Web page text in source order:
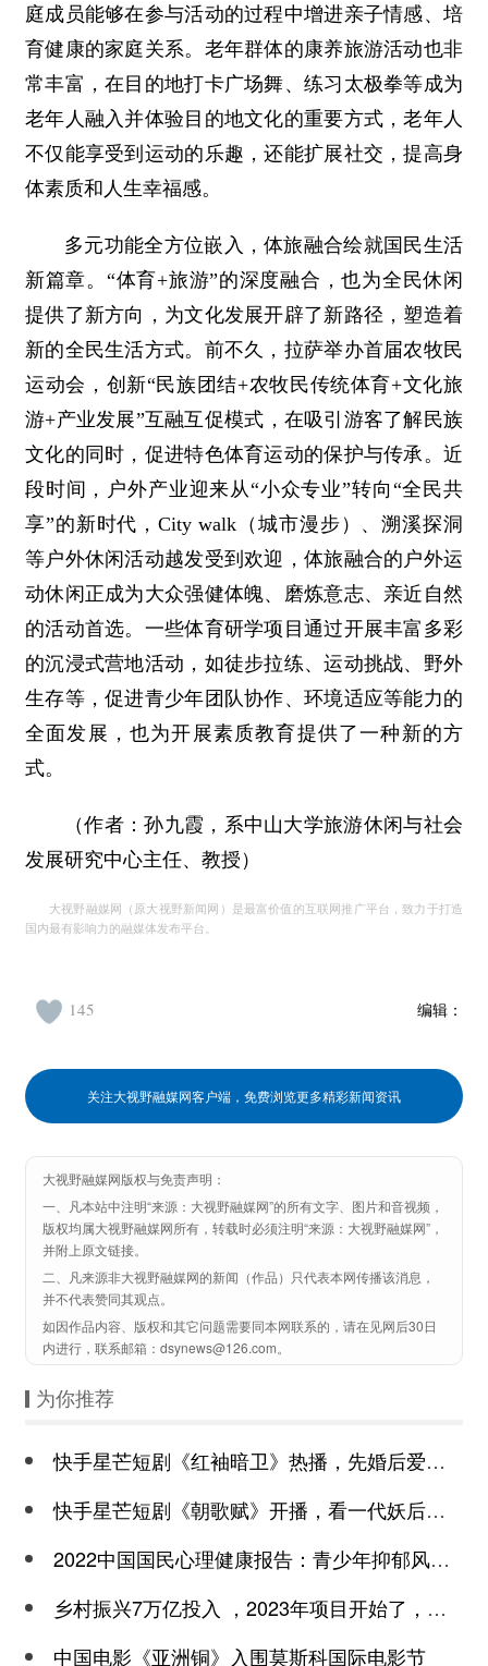
庭成员能够在参与活动的过程中增进亲子情感、培
育健康的家庭关系。老年群体的康养旅游活动也非
常丰富，在目的地打卡广场舞、练习太极拳等成为
老年人融入并体验目的地文化的重要方式，老年人
不仅能享受到运动的乐趣，还能扩展社交，提高身
体素质和人生幸福感。
多元功能全方位嵌入，体旅融合绘就国民生活
新篇章。“体育+旅游”的深度融合，也为全民休闲
提供了新方向，为文化发展开辟了新路径，塑造着
新的全民生活方式。前不久，拉萨举办首届农牧民
运动会，创新“民族团结+农牧民传统体育+文化旅
游+产业发展”互融互促模式，在吸引游客了解民族
文化的同时，促进特色体育运动的保护与传承。近
段时间，户外产业迎来从“小众专业”转向“全民共
享”的新时代，City walk（城市漫步）、溯溪探洞
等户外休闲活动越发受到欢迎，体旅融合的户外运
动休闲正成为大众强健体魄、磨炼意志、亲近自然
的活动首选。一些体育研学项目通过开展丰富多彩
的沉浸式营地活动，如徒步拉练、运动挑战、野外
生存等，促进青少年团队协作、环境适应等能力的
全面发展，也为开展素质教育提供了一种新的方
式。
（作者：孙九霞，系中山大学旅游休闲与社会
发展研究中心主任、教授）
大视野融媒网（原大视野新闻网）是最富价值的互联网推广平台，致力于打造
国内最有影响力的融媒体发布平台。
编辑：
145
关注大视野融媒网客户端，免费浏览更多精彩新闻资讯
大视野融媒网版权与免责声明：
一、凡本站中注明“来源：大视野融媒网”的所有文字、图片和音视频，
版权均属大视野融媒网所有，转载时必须注明“来源：大视野融媒网”，
并附上原文链接。
二、凡来源非大视野融媒网的新闻（作品）只代表本网传播该消息，
并不代表赞同其观点。
如因作品内容、版权和其它问题需要同本网联系的，请在见网后30日
内进行，联系邮箱：dsynews@126.com。
为你推荐
快手星芒短剧《红袖暗卫》热播，先婚后爱诠释别样浪漫
快手星芒短剧《朝歌赋》开播，看一代妖后与心机皇上极限拉扯
2022中国国民心理健康报告：青少年抑郁风险高于成年
乡村振兴7万亿投入 ，2023年项目开始了，总有一个适合你
中国电影《亚洲铜》入围莫斯科国际电影节